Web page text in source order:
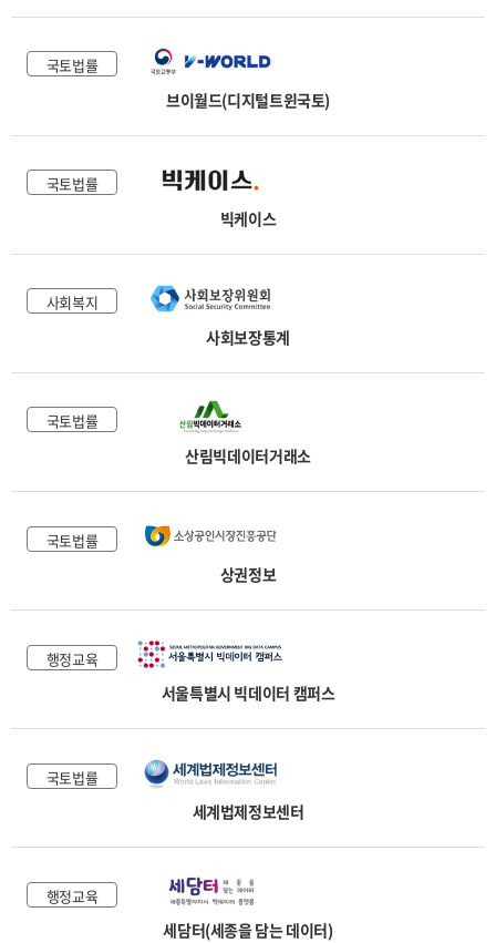
국토법률
브이월드(디지털트윈국토)
국토법률
빅케이스
사회복지
사회보장통계
국토법률
산림빅데이터거래소
국토법률
상권정보
행정교육
서울특별시 빅데이터 캠퍼스
국토법률
세계법제정보센터
행정교육
세담터(세종을 담는 데이터)